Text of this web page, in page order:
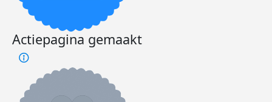
Actiepagina gemaakt